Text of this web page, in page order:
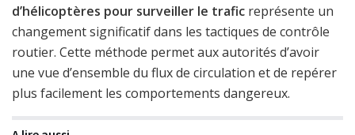
d’hélicoptères pour surveiller le trafic représente un
changement significatif dans les tactiques de contrôle
routier. Cette méthode permet aux autorités d’avoir
une vue d’ensemble du flux de circulation et de repérer
plus facilement les comportements dangereux.